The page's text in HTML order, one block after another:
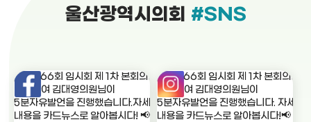
울산광역시의회 #SNS